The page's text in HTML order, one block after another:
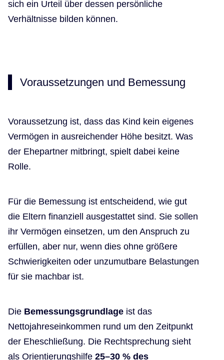
sich ein Urteil über dessen persönliche
Verhältnisse bilden können.
Voraussetzungen und Bemessung
Voraussetzung ist, dass das Kind kein eigenes
Vermögen in ausreichender Höhe besitzt. Was
der Ehepartner mitbringt, spielt dabei keine
Rolle.
Für die Bemessung ist entscheidend, wie gut
die Eltern finanziell ausgestattet sind. Sie sollen
ihr Vermögen einsetzen, um den Anspruch zu
erfüllen, aber nur, wenn dies ohne größere
Schwierigkeiten oder unzumutbare Belastungen
für sie machbar ist.
Die Bemessungsgrundlage ist das
Nettojahreseinkommen rund um den Zeitpunkt
der Eheschließung. Die Rechtsprechung sieht
als Orientierungshilfe 25–30 % des